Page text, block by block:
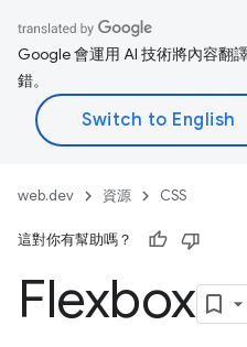
Google 會運用 AI 技術將內容翻
錯。
web.dev 資源 CSS
這對你有幫助嗎？
Flexbox